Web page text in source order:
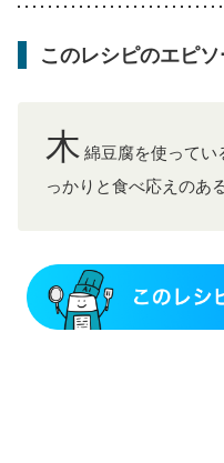
このレシピのエピ
木 綿豆腐を使ってい
っかりと食べ応えのあ